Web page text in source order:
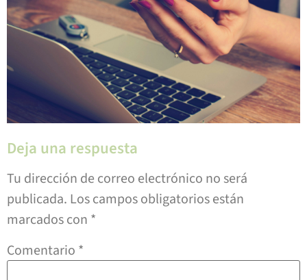
Deja una respuesta
Tu dirección de correo electrónico no será
publicada. Los campos obligatorios están
marcados con *
Comentario *